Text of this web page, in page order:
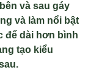
và sau gáy
và làm nổi bật
để dài hơn bình
tạo kiểu